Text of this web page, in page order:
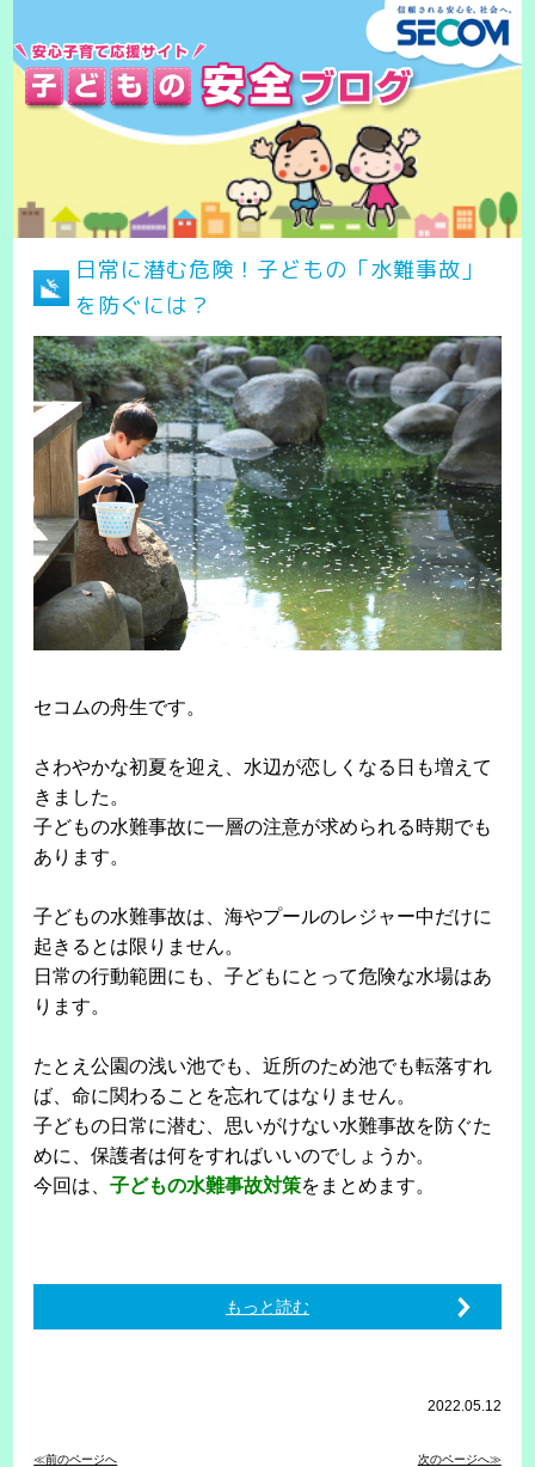
日常に潜む危険！子どもの「水難事故」
を防ぐには？
セコムの舟生です。
さわやかな初夏を迎え、水辺が恋しくなる日も増えて
きました。
子どもの水難事故に一層の注意が求められる時期でも
あります。
子どもの水難事故は、海やプールのレジャー中だけに
起きるとは限りません。
日常の行動範囲にも、子どもにとって危険な水場はあ
ります。
たとえ公園の浅い池でも、近所のため池でも転落すれ
ば、命に関わることを忘れてはなりません。
子どもの日常に潜む、思いがけない水難事故を防ぐた
めに、保護者は何をすればいいのでしょうか。
今回は、子どもの水難事故対策をまとめます。
もっと読む
2022.05.12
≪前のページへ 次のページへ≫